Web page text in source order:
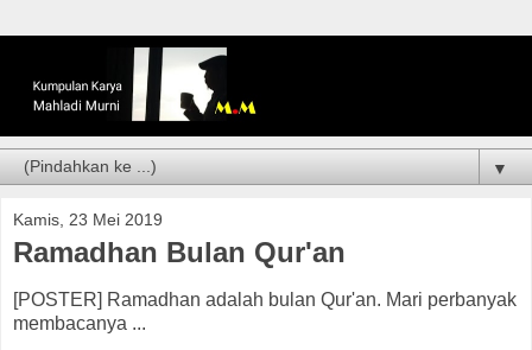
▼
Kamis, 23 Mei 2019
Ramadhan Bulan Qur'an
[POSTER] Ramadhan adalah bulan Qur'an. Mari perbanyak
membacanya ...